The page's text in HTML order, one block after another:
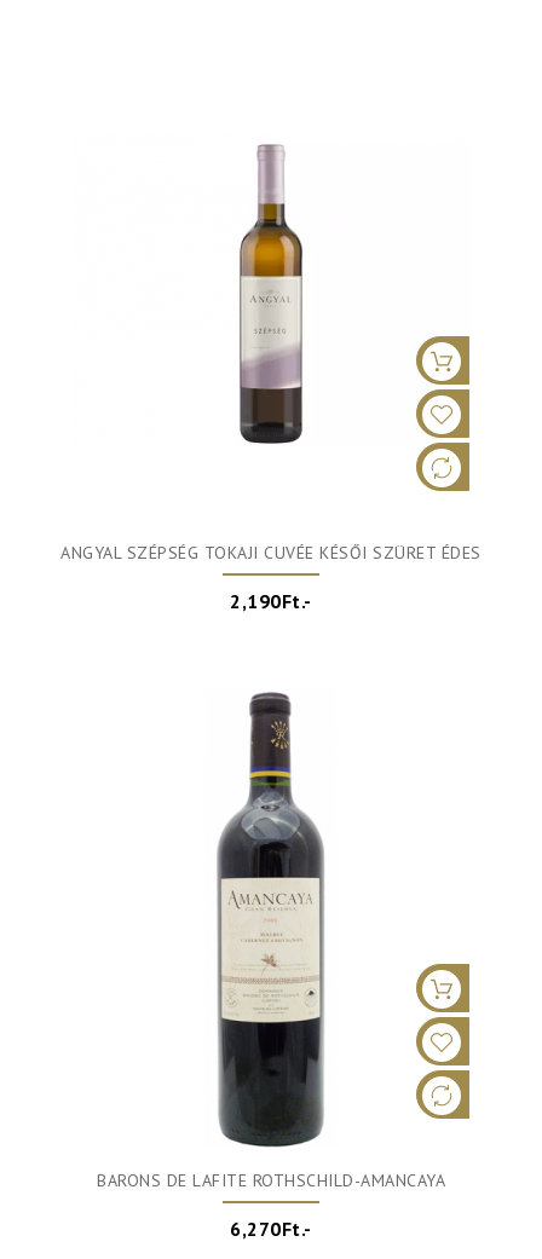
ANGYAL SZÉPSÉG TOKAJI CUVÉE KÉSŐI SZÜRET ÉDES
2,190Ft.-
BARONS DE LAFITE ROTHSCHILD-AMANCAYA
6,270Ft.-